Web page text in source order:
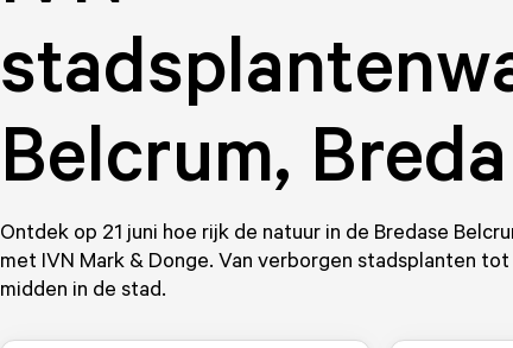
Belcrum, Breda
Ontdek op 21 juni hoe rijk de natuur in de Bredase
met IVN Mark & Donge. Van verborgen stadsplanten
midden in de stad.